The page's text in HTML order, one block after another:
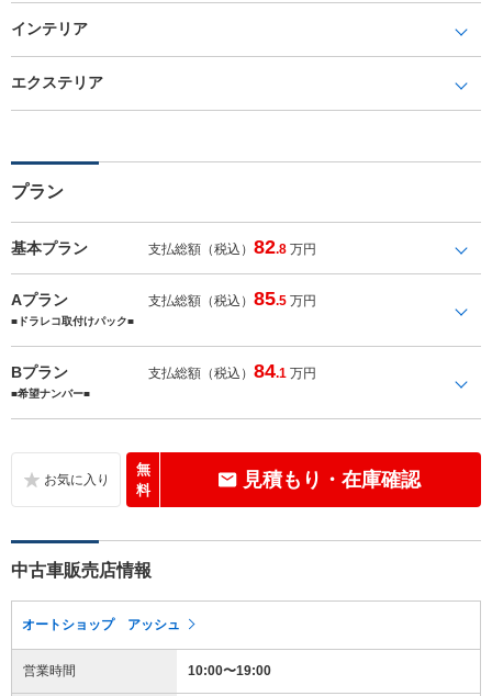
インテリア
エクステリア
プラン
基本プラン 支払総額（税込）82.8 万円
Aプラン 支払総額（税込）85.5 万円
■ドラレコ取付けパック■
Bプラン 支払総額（税込）84.1 万円
■希望ナンバー■
無
料
見積もり・在庫確認
中古車販売店情報
オートショップ アッシュ
営業時間 10:00〜19:00